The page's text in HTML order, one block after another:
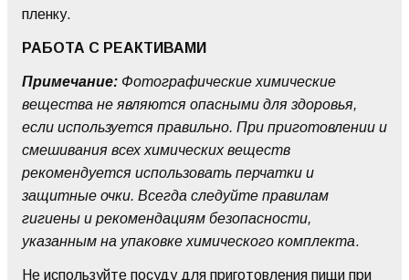
пленку.
РАБОТА С РЕАКТИВАМИ
Примечание: Фотографические химические
вещества не являются опасными для здоровья,
если используется правильно. При приготовлении и
смешивания всех химических веществ
рекомендуется использовать перчатки и
защитные очки. Всегда следуйте правилам
гигиены и рекомендациям безопасности,
указанным на упаковке химического комплекта.
Не используйте посуду для приготовления пищи при